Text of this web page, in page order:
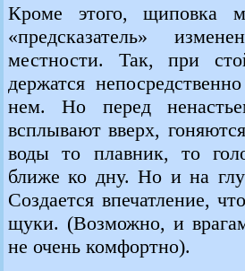
Кроме этого, щиповка
«предсказатель»
местности. Так, при
держатся
нем. Но перед
всплывают вверх,
воды то плавник, то
ближе ко дну. Но и на
Создается впечатление,
щуки. (Возможно, и
не очень комфортно).